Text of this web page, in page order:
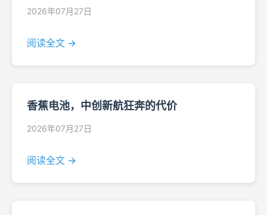
2026年07月27日
阅读全文 →
香蕉电池，中创新航狂奔的代价
2026年07月27日
阅读全文 →